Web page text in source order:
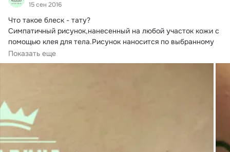
15 сен 2016
Что такое блеск - тату?
Симпатичный рисунок,нанесенный на любой участок кожи с
помощью клея для тела.Рисунок наносится по выбранному
Вами трафарету.
Показать еще